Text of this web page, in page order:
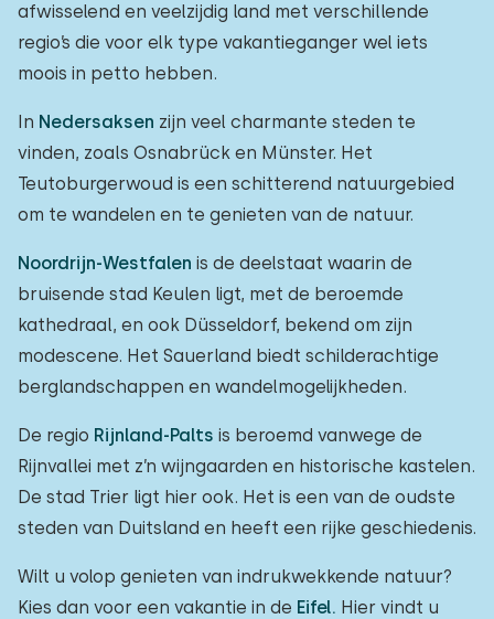
afwisselend en veelzijdig land met verschillende
regio’s die voor elk type vakantieganger wel iets
moois in petto hebben.
In Nedersaksen zijn veel charmante steden te
vinden, zoals Osnabrück en Münster. Het
Teutoburgerwoud is een schitterend natuurgebied
om te wandelen en te genieten van de natuur.
Noordrijn-Westfalen is de deelstaat waarin de
bruisende stad Keulen ligt, met de beroemde
kathedraal, en ook Düsseldorf, bekend om zijn
modescene. Het Sauerland biedt schilderachtige
berglandschappen en wandelmogelijkheden.
De regio Rijnland-Palts is beroemd vanwege de
Rijnvallei met z’n wijngaarden en historische kastelen.
De stad Trier ligt hier ook. Het is een van de oudste
steden van Duitsland en heeft een rijke geschiedenis.
Wilt u volop genieten van indrukwekkende natuur?
Kies dan voor een vakantie in de Eifel. Hier vindt u